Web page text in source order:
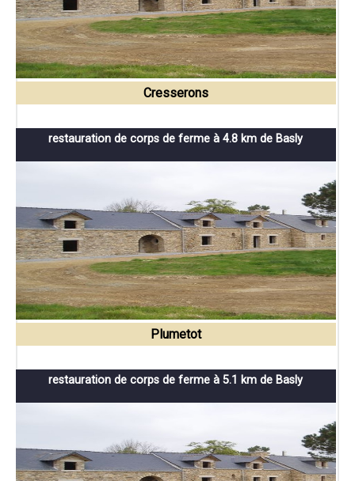
Cresserons
restauration de corps de ferme à 4.8 km de Basly
Plumetot
restauration de corps de ferme à 5.1 km de Basly